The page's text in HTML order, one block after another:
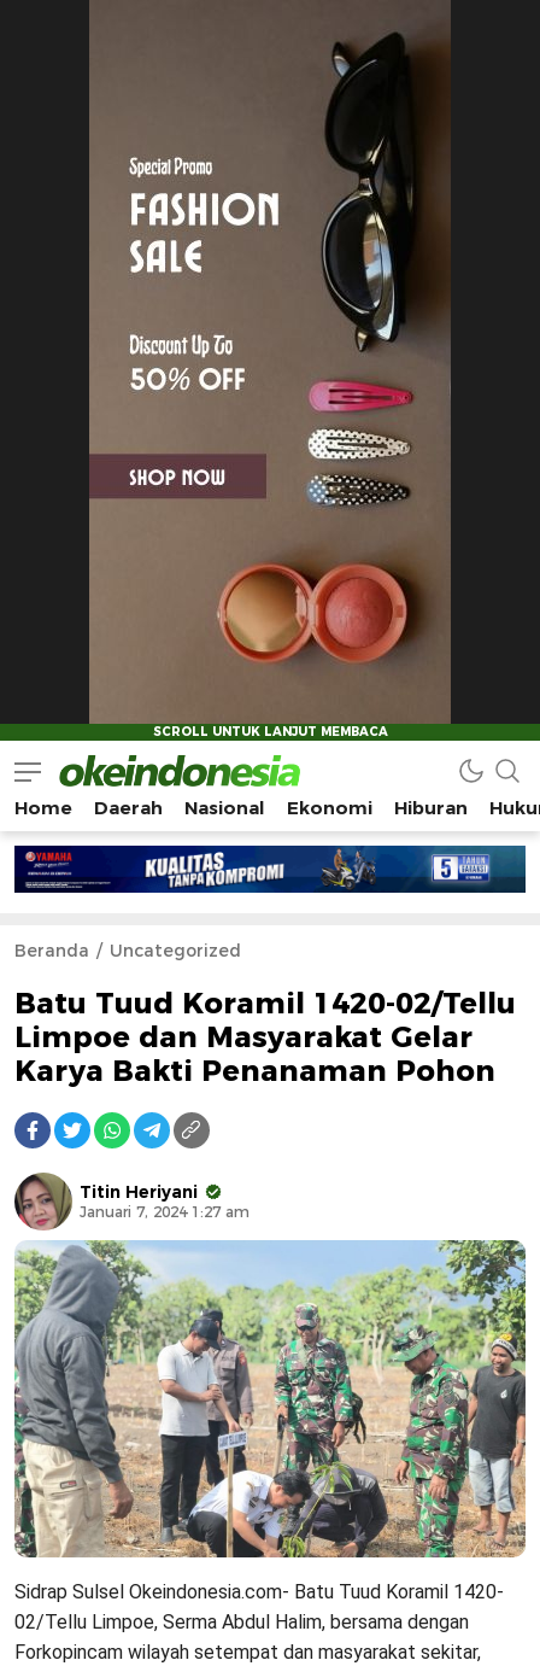
Okeindonesia.Online
Mengonlinekan Indonesia Secara Utuh
Home Daerah Nasional Ekonomi Hiburan
Beranda Uncategorized
Batu Tuud Koramil 1420-02/Tellu
Limpoe dan Masyarakat Gelar
Karya Bakti Penanaman Pohon
Titin Heriyani
Januari 7, 2024 1:27 am
Sidrap Sulsel Okeindonesia.com- Batu Tuud Koramil 1420-
02/Tellu Limpoe, Serma Abdul Halim, bersama dengan
Forkopincam wilayah setempat dan masyarakat sekitar,